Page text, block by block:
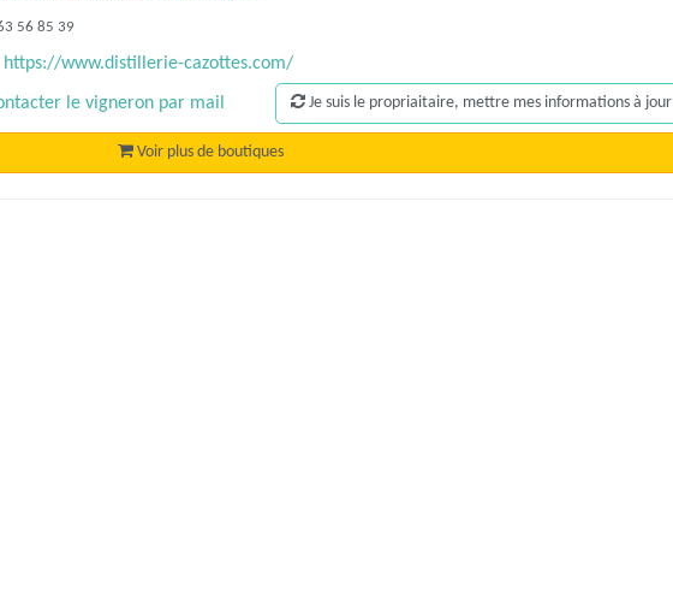
56 85 39
https://www.distillerie-cazottes.com/
le vigneron par mail Je suis le propriaitaire, mettre mes informations à jour
Voir plus de boutiques